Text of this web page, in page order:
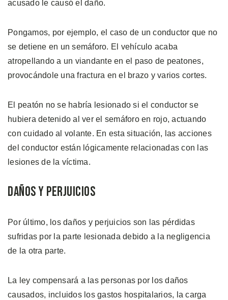
acusado le causó el daño.
Pongamos, por ejemplo, el caso de un conductor que no
se detiene en un semáforo. El vehículo acaba
atropellando a un viandante en el paso de peatones,
provocándole una fractura en el brazo y varios cortes.
El peatón no se habría lesionado si el conductor se
hubiera detenido al ver el semáforo en rojo, actuando
con cuidado al volante. En esta situación, las acciones
del conductor están lógicamente relacionadas con las
lesiones de la víctima.
Daños y Perjuicios
Por último, los daños y perjuicios son las pérdidas
sufridas por la parte lesionada debido a la negligencia
de la otra parte.
La ley compensará a las personas por los daños
causados, incluidos los gastos hospitalarios, la carga